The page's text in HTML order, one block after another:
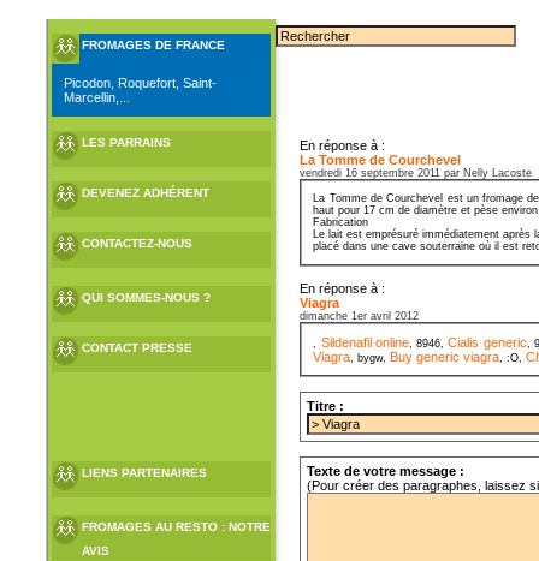
FROMAGES DE FRANCE
Picodon, Roquefort, Saint-
Marcellin,...
LES PARRAINS
DEVENEZ ADHÉRENT
CONTACTEZ-NOUS
QUI SOMMES-NOUS ?
CONTACT PRESSE
LIENS PARTENAIRES
FROMAGES AU RESTO : NOTRE
AVIS
En réponse à :
La Tomme de Courchevel
vendredi 16 septembre 2011 par Nelly Lacoste
La Tomme de Courchevel est un fromage
haut pour 17 cm de diamètre et pèse
Fabrication
Le lait est emprésuré immédiatement
placé dans une cave souterraine où il est
En réponse à :
Viagra
dimanche 1er avril 2012
, Sildenafil online, 8946,Cialis generic,
Viagra, bygw, Buy generic viagra, :O,
Titre :
Texte de votre message :
(Pour créer des paragraphes, laissez